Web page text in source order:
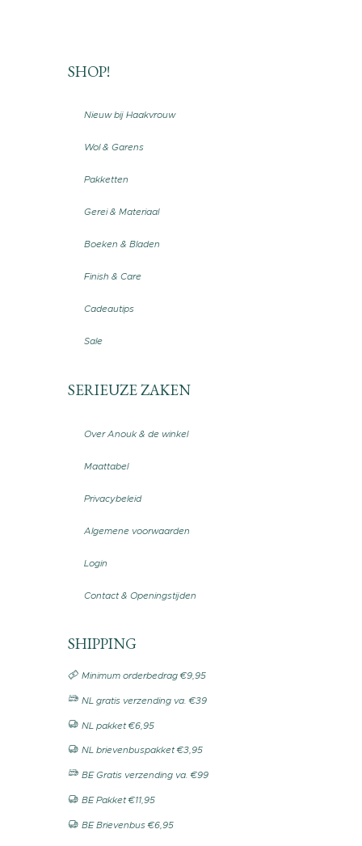
SHOP!
Nieuw bij Haakvrouw
Wol & Garens
Pakketten
Gerei & Materiaal
Boeken & Bladen
Finish & Care
Cadeautips
Sale
SERIEUZE ZAKEN
Over Anouk & de winkel
Maattabel
Privacybeleid
Algemene voorwaarden
Login
Contact & Openingstijden
SHIPPING
Minimum orderbedrag €9,95
NL gratis verzending va. €39
NL pakket €6,95
NL brievenbuspakket €3,95
BE Gratis verzending va. €99
BE Pakket €11,95
BE Brievenbus €6,95